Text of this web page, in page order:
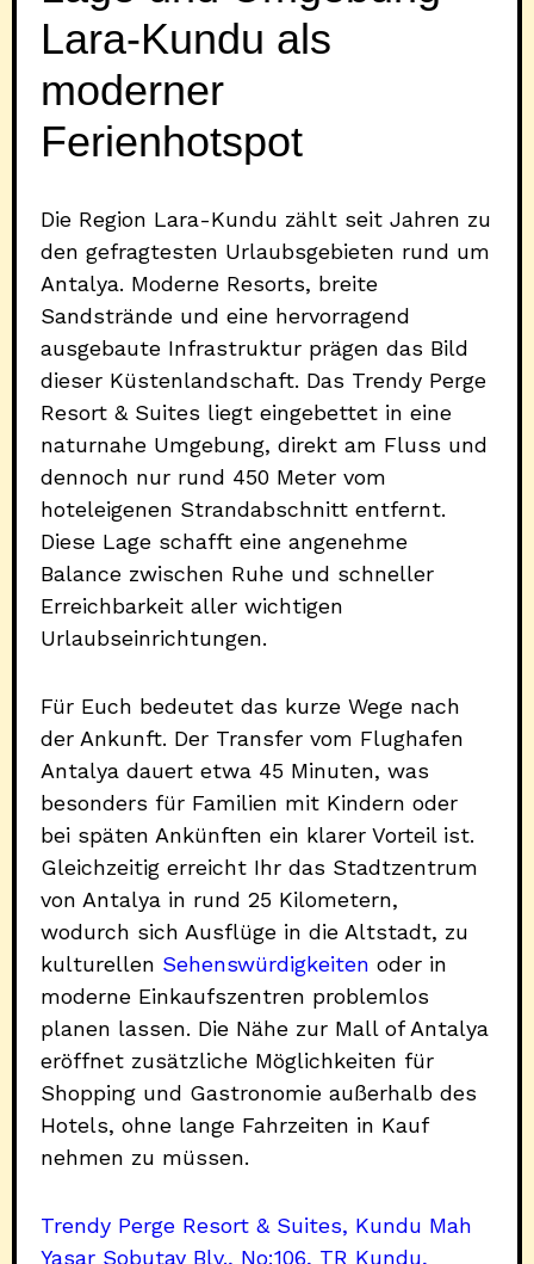
Lara-Kundu als
moderner
Ferienhotspot
Die Region Lara-Kundu zählt seit Jahren zu
den gefragtesten Urlaubsgebieten rund um
Antalya. Moderne Resorts, breite
Sandstrände und eine hervorragend
ausgebaute Infrastruktur prägen das Bild
dieser Küstenlandschaft. Das Trendy Perge
Resort & Suites liegt eingebettet in eine
naturnahe Umgebung, direkt am Fluss und
dennoch nur rund 450 Meter vom
hoteleigenen Strandabschnitt entfernt.
Diese Lage schafft eine angenehme
Balance zwischen Ruhe und schneller
Erreichbarkeit aller wichtigen
Urlaubseinrichtungen.
Für Euch bedeutet das kurze Wege nach
der Ankunft. Der Transfer vom Flughafen
Antalya dauert etwa 45 Minuten, was
besonders für Familien mit Kindern oder
bei späten Ankünften ein klarer Vorteil ist.
Gleichzeitig erreicht Ihr das Stadtzentrum
von Antalya in rund 25 Kilometern,
wodurch sich Ausflüge in die Altstadt, zu
kulturellen Sehenswürdigkeiten oder in
moderne Einkaufszentren problemlos
planen lassen. Die Nähe zur Mall of Antalya
eröffnet zusätzliche Möglichkeiten für
Shopping und Gastronomie außerhalb des
Hotels, ohne lange Fahrzeiten in Kauf
nehmen zu müssen.
Trendy Perge Resort & Suites, Kundu Mah
Yasar Sobutay Blv., No:106, TR Kundu,